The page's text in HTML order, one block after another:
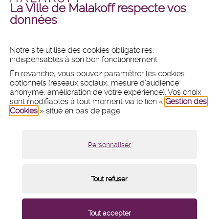
La Ville de Malakoff respecte vos
données
Notre site utilise des cookies obligatoires,
indispensables à son bon fonctionnement.
En revanche, vous pouvez paramétrer les cookies
optionnels (réseaux sociaux, mesure d'audience
anonyme, amélioration de votre expérience). Vos choix
sont modifiables à tout moment via le lien « Gestion des
Cookies » situé en bas de page.
Personnaliser
Tout refuser
Tout accepter
Malakoff
en
+ DE PHOTOS
Malakoff
+ DE VIDÉOS
MAIRIE
Hôtel de ville
1 place du 11 Novembre 1918
CS 80031 - 92240 Malakoff
Tél : 01 47 46 75 00
Accessibilité : partiellement conforme